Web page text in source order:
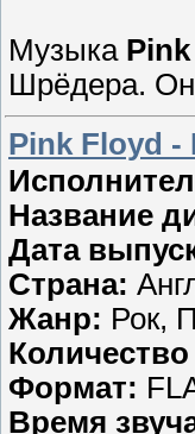
Музыка
Шрёдера.
Pink Floyd -
Название
Дата
Страна:
Жанр: Рок,
Формат:
Время